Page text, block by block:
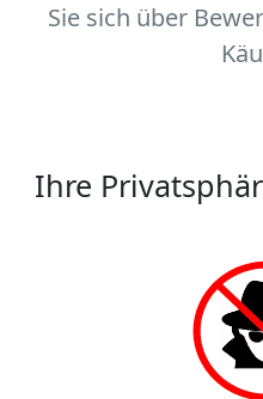
Sie sich über
Ihre